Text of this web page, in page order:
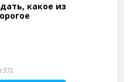
какое из
372